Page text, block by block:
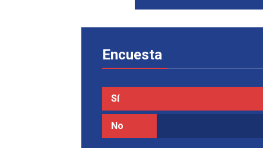
Encuesta
Sí
No